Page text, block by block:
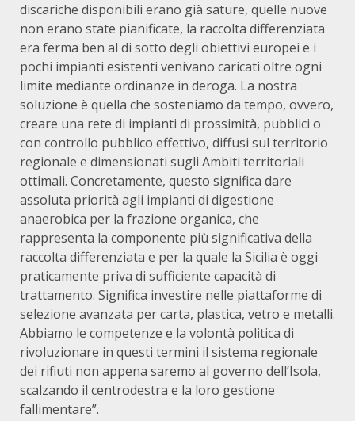
discariche disponibili erano già sature, quelle nuove
non erano state pianificate, la raccolta differenziata
era ferma ben al di sotto degli obiettivi europei e i
pochi impianti esistenti venivano caricati oltre ogni
limite mediante ordinanze in deroga. La nostra
soluzione è quella che sosteniamo da tempo, ovvero,
creare una rete di impianti di prossimità, pubblici o
con controllo pubblico effettivo, diffusi sul territorio
regionale e dimensionati sugli Ambiti territoriali
ottimali. Concretamente, questo significa dare
assoluta priorità agli impianti di digestione
anaerobica per la frazione organica, che
rappresenta la componente più significativa della
raccolta differenziata e per la quale la Sicilia è oggi
praticamente priva di sufficiente capacità di
trattamento. Significa investire nelle piattaforme di
selezione avanzata per carta, plastica, vetro e metalli.
Abbiamo le competenze e la volontà politica di
rivoluzionare in questi termini il sistema regionale
dei rifiuti non appena saremo al governo dell’Isola,
scalzando il centrodestra e la loro gestione
fallimentare”.